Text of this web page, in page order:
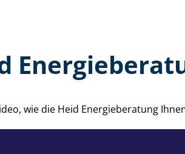
wie die Heid Energieberatung